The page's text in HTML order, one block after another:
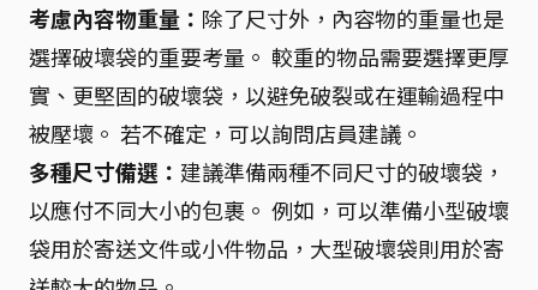
考慮內容物重量： 除了尺寸外，內容物的重量也是
選擇破壞袋的重要考量。 較重的物品需要選擇更厚
實、更堅固的破壞袋，以避免破裂或在運輸過程中
被壓壞。 若不確定，可以詢問店員建議。
多種尺寸備選： 建議準備兩種不同尺寸的破壞袋，
以應付不同大小的包裹。 例如，可以準備小型破壞
袋用於寄送文件或小件物品，大型破壞袋則用於寄